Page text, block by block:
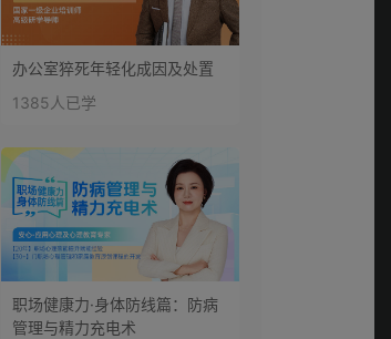
0:09:11
第13讲：减法--驾驭
第14讲：加法--创造
情绪
0:04:58
第15讲：乘法--换位
0:10:04
办公室猝死年轻化成因及处置
1385人已学
职场健康力·身体防线篇：防病
管理与精力充电术